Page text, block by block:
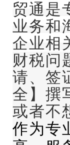
贸通 是
业务和
企业相
财税问
请、签
全】撰
或者不
作为专